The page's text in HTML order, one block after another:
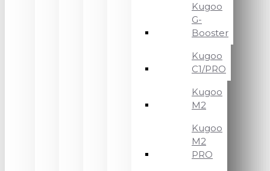
Kugoo
G-
Booster
Kugoo
C1/PRO
Kugoo
M2
Kugoo
M2
PRO